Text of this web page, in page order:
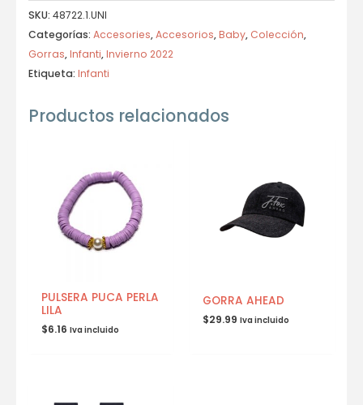
SKU: 48722.1.UNI
Categorías: Accesories,Accesorios,Baby, Colección,
Gorras,Infanti,Invierno 2022
Etiqueta: Infanti
Productos relacionados
PULSERA PUCA PERLA
LILA
$6.16 Iva incluido
GORRA AHEAD
$29.99 Iva incluido